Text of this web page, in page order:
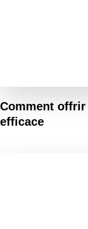
Comment offrir
efficace